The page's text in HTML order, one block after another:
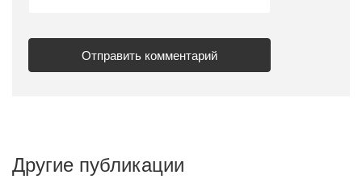
Другие публикации